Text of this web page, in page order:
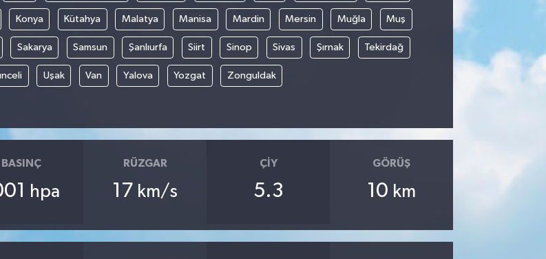
Konya Kütahya Malatya Manisa Mardin Mersin Muğla Muş
Sakarya Samsun Şanlıurfa Siirt Sinop Sivas Şırnak Tekirdağ
Uşak Van Yalova Yozgat Zonguldak
BASINÇ
hpa
RÜZGAR
17 km/s
ÇIY
5.3
GÖRÜŞ
10 km